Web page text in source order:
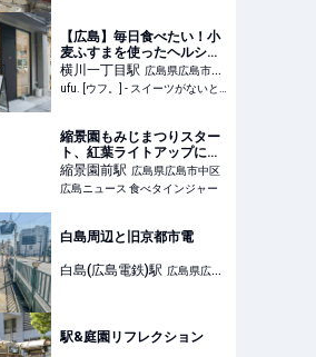
【広島】毎日食べたい！小
麦ふすまを使ったヘルシー
なパン屋さん
「másymás(マシマス)」 -
ufu. [ウフ。]
横川一丁目駅 広島県広島市西
区
ufu. [ウフ。] - スイーツがないと始まらないufu.ウフ。
縮景園もみじまつりスター
ト、紅葉ライトアップにカ
フェ営業・着物体験も
縮景園前駅 広島県広島市中区
広島ニュース 食べタインジャー
白島周辺と旧京都市電
白島(広島電鉄)駅 広島県広島
駅&庭園リフレクション